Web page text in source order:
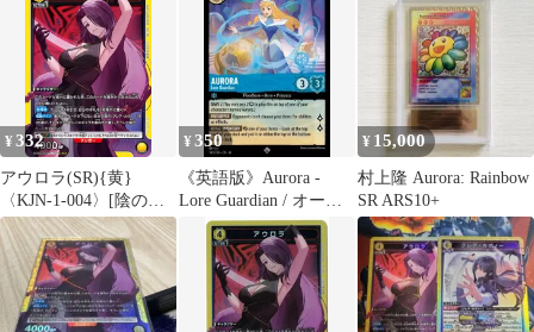
ITQGV76B3KQ2
¥332
アウロラ(SR){黄}
〈KJN-1-004〉[陰の実
力者になりたくて！
【UA52BT】]ユニアリ
¥350
《英語版》Aurora -
Lore Guardian / オーロ
ラ - ロアの守護者
【SR】
¥ 15,000
村上隆 Aurora: Rainbow
SR ARS10+